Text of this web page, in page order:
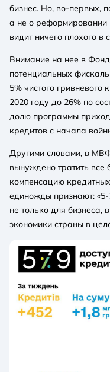
бизнес. Но, во-первых,
а не о
видит ничего плохого в
Внимание на нее в
потенциальных
5% чистого
2020 году до 26% по
долю программы
кредитов с начала
Другими словами, в МВФ
вынуждено тратить
компенсацию
единожды признают: «5-
не только для бизнеса,
экономики страны в